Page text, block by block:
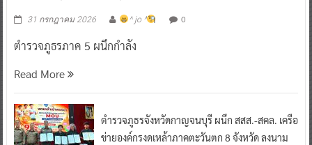
31 กรกฎาคม 2026 ^ jo ^ 0
ตำรวจภูธรภาค 5 ผนึกกำลัง
Read More
ตำรวจภูธรจังหวัดกาญจนบุรี ผนึก สสส.-สคล. เครือ
ข่ายองค์กรงดเหล้าภาคตะวันตก 8 จังหวัด ลงนาม